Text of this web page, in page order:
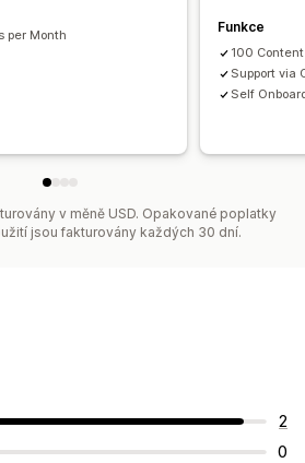
per Month Funkce
100
Support via
Self
v měně USD. Opakované poplatky
jsou fakturovány každých 30 dní.
2
0